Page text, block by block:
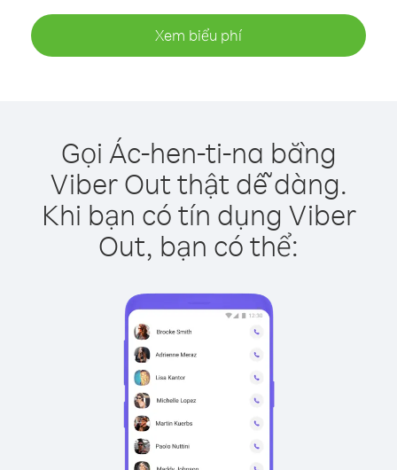
Xem biểu phí
Gọi Ác-hen-ti-na bằng
Viber Out thật dễ dàng.
Khi bạn có tín dụng Viber
Out, bạn có thể: